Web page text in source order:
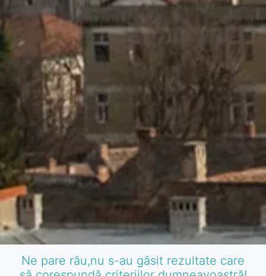
Ne pare rău,nu s-au găsit rezultate care